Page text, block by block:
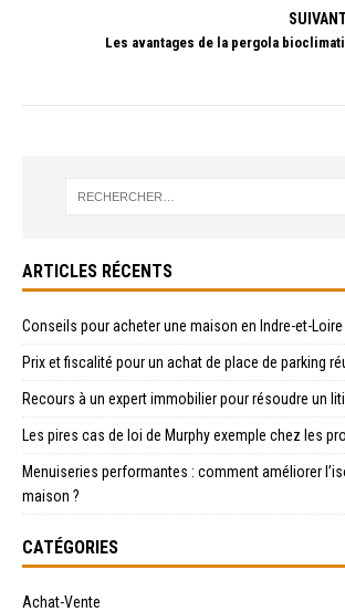
Les avantages de la pergola
ARTICLES RÉCENTS
Conseils pour acheter une maison en Indre-et-Loire
Prix et fiscalité pour un achat de place de parking
Recours à un expert immobilier pour résoudre un
Les pires cas de loi de Murphy exemple chez les
Menuiseries performantes : comment améliorer
maison ?
CATÉGORIES
Achat-Vente